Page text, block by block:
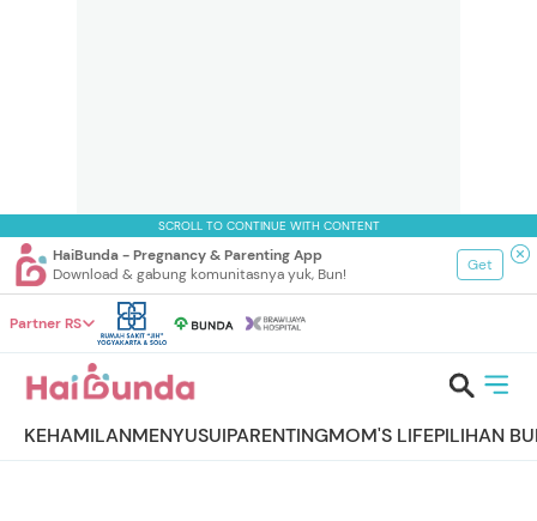
SCROLL TO CONTINUE WITH CONTENT
HaiBunda - Pregnancy & Parenting App
Download & gabung komunitasnya yuk, Bun!
Get
Partner RS
KEHAMILANMENYUSUIPARENTINGMOM'S LIFEPILIHAN